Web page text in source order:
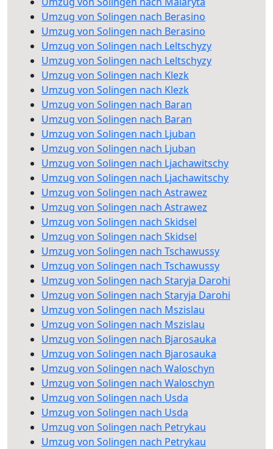
Umzug von Solingen nach Berasino
Umzug von Solingen nach Berasino
Umzug von Solingen nach Leltschyzy
Umzug von Solingen nach Leltschyzy
Umzug von Solingen nach Klezk
Umzug von Solingen nach Klezk
Umzug von Solingen nach Baran
Umzug von Solingen nach Baran
Umzug von Solingen nach Ljuban
Umzug von Solingen nach Ljuban
Umzug von Solingen nach Ljachawitschy
Umzug von Solingen nach Ljachawitschy
Umzug von Solingen nach Astrawez
Umzug von Solingen nach Astrawez
Umzug von Solingen nach Skidsel
Umzug von Solingen nach Skidsel
Umzug von Solingen nach Tschawussy
Umzug von Solingen nach Tschawussy
Umzug von Solingen nach Staryja Darohi
Umzug von Solingen nach Staryja Darohi
Umzug von Solingen nach Mszislau
Umzug von Solingen nach Mszislau
Umzug von Solingen nach Bjarosauka
Umzug von Solingen nach Bjarosauka
Umzug von Solingen nach Waloschyn
Umzug von Solingen nach Waloschyn
Umzug von Solingen nach Usda
Umzug von Solingen nach Usda
Umzug von Solingen nach Petrykau
Umzug von Solingen nach Petrykau